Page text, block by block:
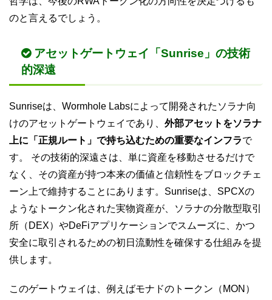
のと言えるでしょう。
アセットゲートウェイ「Sunrise」の技術
的深遠
Sunriseは、Wormhole Labsによって開発されたソラナ向
けのアセットゲートウェイであり、 外部アセットをソラナ
上に「正規ルート」で持ち込むための重要なインフラで
す。 その技術的深遠さは、単に資産を移動させるだけで
なく、その資産が持つ本来の価値と信頼性をブロックチェ
ーン上で維持することにあります。Sunriseは、SPCXの
ようなトークン化された実物資産が、ソラナの分散型取引
所（DEX）やDeFiアプリケーションでスムーズに、かつ
安全に取引されるための初日流動性を確保する仕組みを提
供します。
このゲートウェイは、例えばモナドのトークン（MON）